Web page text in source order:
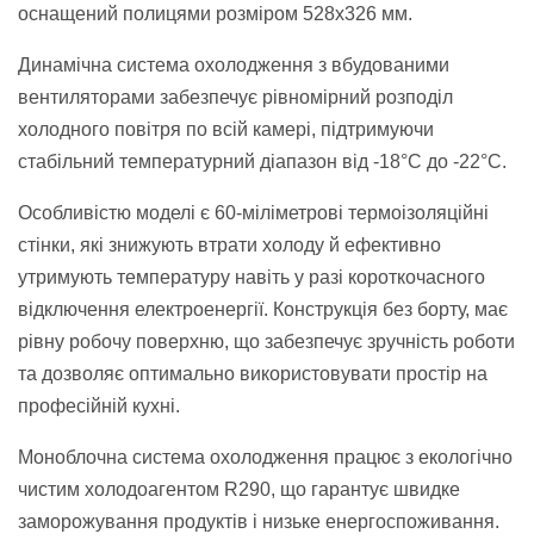
оснащений полицями розміром 528х326 мм.
Динамічна система охолодження з вбудованими
вентиляторами забезпечує рівномірний розподіл
холодного повітря по всій камері, підтримуючи
стабільний температурний діапазон від -18°C до -22°C.
Особливістю моделі є 60-міліметрові термоізоляційні
стінки, які знижують втрати холоду й ефективно
утримують температуру навіть у разі короткочасного
відключення електроенергії. Конструкція без борту, має
рівну робочу поверхню, що забезпечує зручність роботи
та дозволяє оптимально використовувати простір на
професійній кухні.
Моноблочна система охолодження працює з екологічно
чистим холодоагентом R290, що гарантує швидке
заморожування продуктів і низьке енергоспоживання.